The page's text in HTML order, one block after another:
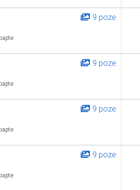
şi private
9 poze
9 poze
9 poze
9 poze